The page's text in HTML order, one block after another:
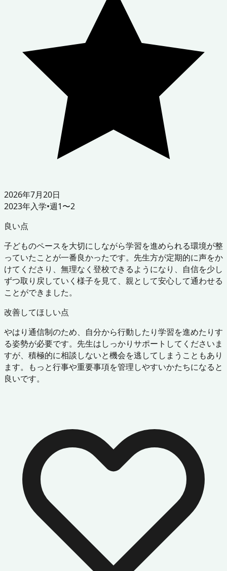
2026年7月20日
2023年入学•週1〜2
良い点
子どものペースを大切にしながら学習を進められる環境が整
っていたことが一番良かったです。先生方が定期的に声をか
けてくださり、無理なく登校できるようになり、自信を少し
ずつ取り戻していく様子を見て、親として安心して通わせる
ことができました。
改善してほしい点
やはり通信制のため、自分から行動したり学習を進めたりす
る姿勢が必要です。先生はしっかりサポートしてくださいま
すが、積極的に相談しないと機会を逃してしまうこともあり
ます。もっと行事や重要事項を管理しやすいかたちになると
良いです。